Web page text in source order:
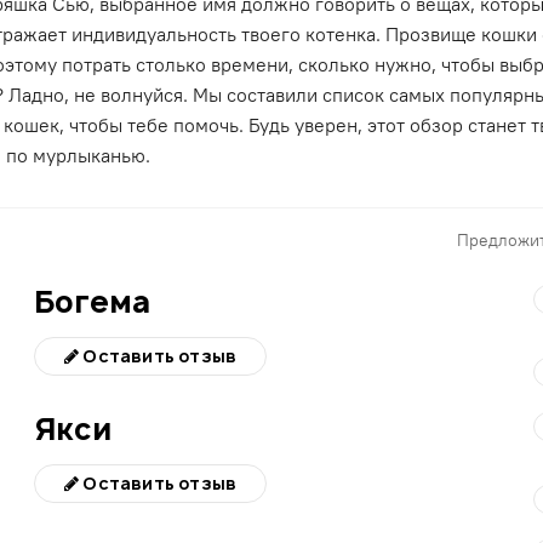
индивидуальность твоего котенка. Прозвище кошки
потрать столько времени, сколько нужно, чтобы
Ладно, не волнуйся. Мы составили список самых
чтобы тебе помочь. Будь уверен, этот обзор станет
по мурлыканью.
Богема
Оставить отзыв
Якси
Оставить отзыв